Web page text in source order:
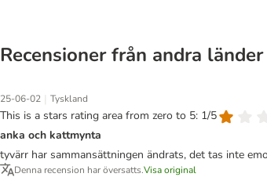
Recensioner från andra länder
25-06-02 | Tyskland
This is a stars rating area from zero to 5: 1/5
anka och kattmynta
tyvärr har sammansättningen ändrats, det tas inte
Denna recension har översatts.Visa original